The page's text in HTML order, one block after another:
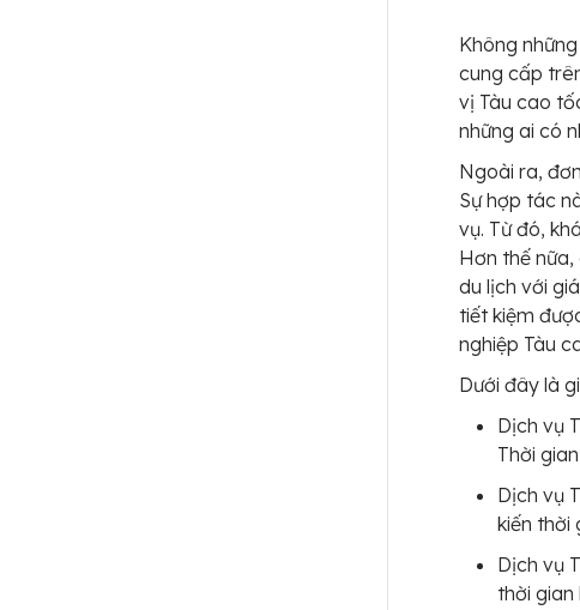
Không
cung cấp
vị Tàu cao
những ai có
Ngoài ra,
Sự hợp tác
vụ. Từ đó,
Hơn thế
du lịch với
tiết kiệm
nghiệp Tàu
Dưới đây là
Dịch vụ
Thời
Dịch vụ
kiến thời
Dịch vụ
thời gian